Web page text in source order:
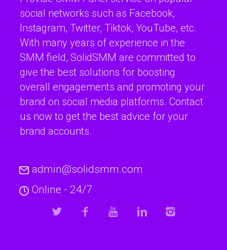
social networks such as Facebook,
Instagram, Twitter, Tiktok, YouTube, etc.
With many years of experience in the
SMM field, SolidSMM are committed to
give the best solutions for boosting
overall engagements and promoting your
brand on social media platforms. Contact
us now to get the best advice for your
brand accounts.
admin@solidsmm.com
Online - 24/7